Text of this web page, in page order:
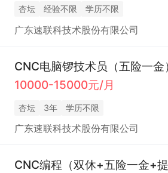
杏坛 经验不限 学历不限
广东速联科技术股份有限公司
CNC电脑锣技术员（五险一金）
10000-15000元/月
杏坛 3年 学历不限
广东速联科技术股份有限公司
CNC编程（双休+五险一金+提